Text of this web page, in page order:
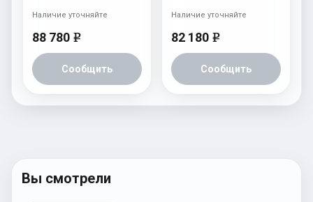
88 780 e
Сообщить
Наличие уточняйте
82 180 e
Сообщить
Наличие уточняйте
Вы смотрели